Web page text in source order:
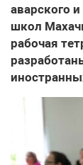
аварского
школ
рабочая